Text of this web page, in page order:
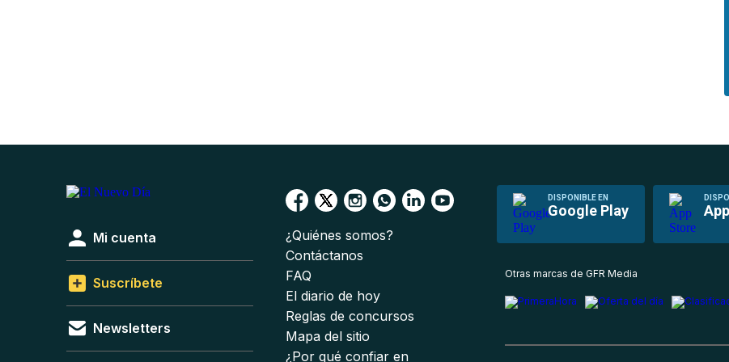
DISPONIBLE EN
Google Play
Mi cuenta
Suscríbete
Newsletters
¿Quiénes somos?
Contáctanos
FAQ
El diario de hoy
Reglas de concursos
Mapa del sitio
¿Por qué confiar en
Otras marcas de GFR Media